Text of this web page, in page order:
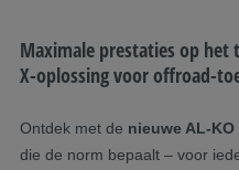
Maximale prestaties op het
X-oplossing voor offroad-
Ontdek met de nieuwe AL-
die de norm bepaalt – voor